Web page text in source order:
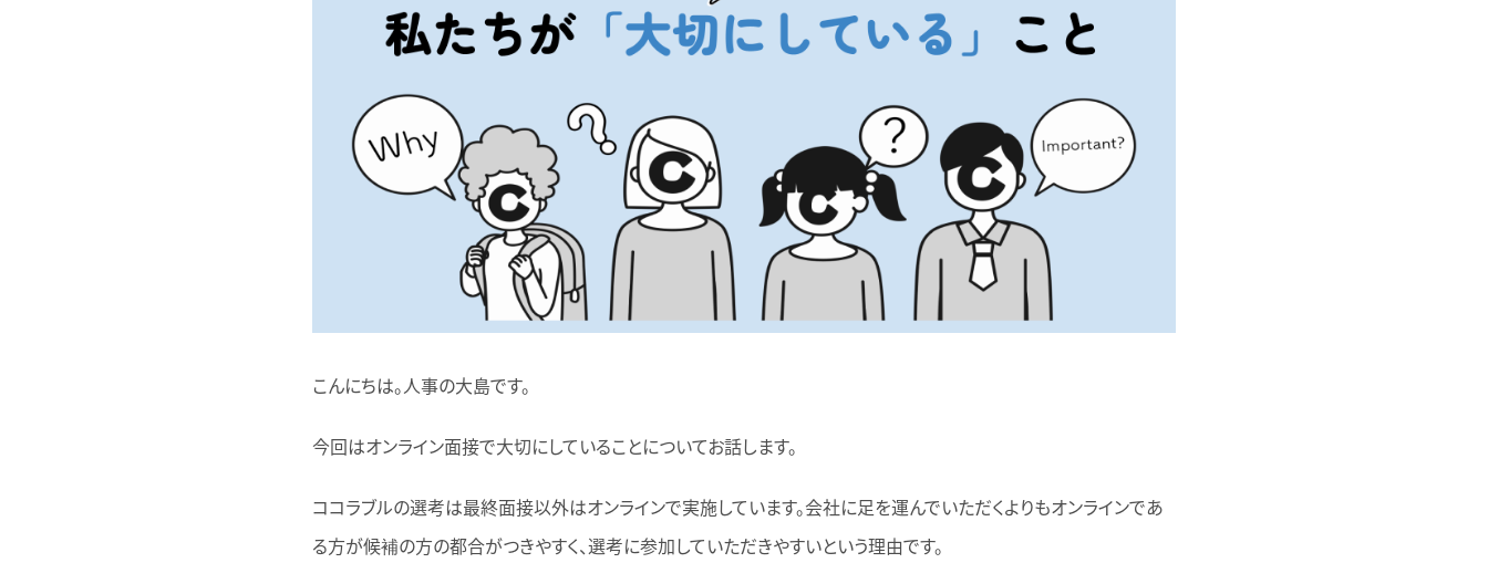
こんにちは。人事の大島です。
今回はオンライン面接で大切にしていることについてお話します。
ココラブルの選考は最終面接以外はオンラインで実施しています。会社に足を運んでいただくよりもオンラインであ
る方が候補の方の都合がつきやすく、選考に参加していただきやすいという理由です。